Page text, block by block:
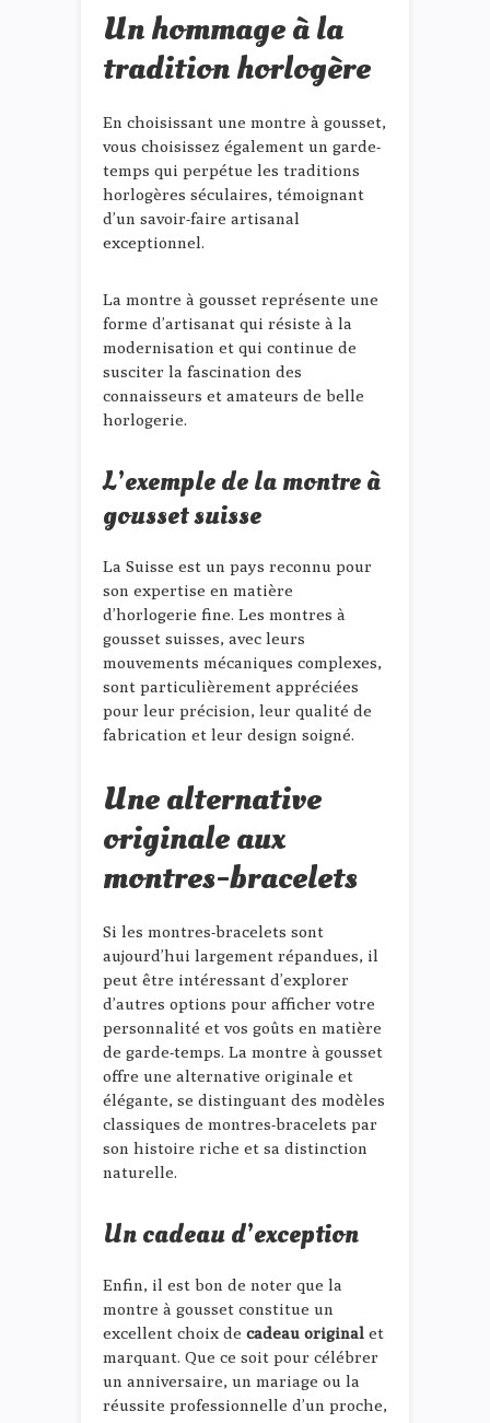
Un hommage à la
tradition horlogère
En choisissant une montre à gousset,
vous choisissez également un garde-
temps qui perpétue les traditions
horlogères séculaires, témoignant
d’un savoir-faire artisanal
exceptionnel.
La montre à gousset représente une
forme d’artisanat qui résiste à la
modernisation et qui continue de
susciter la fascination des
connaisseurs et amateurs de belle
horlogerie.
L’exemple de la montre à
gousset suisse
La Suisse est un pays reconnu pour
son expertise en matière
d’horlogerie fine. Les montres à
gousset suisses, avec leurs
mouvements mécaniques complexes,
sont particulièrement appréciées
pour leur précision, leur qualité de
fabrication et leur design soigné.
Une alternative
originale aux
montres-bracelets
Si les montres-bracelets sont
aujourd’hui largement répandues, il
peut être intéressant d’explorer
d’autres options pour afficher votre
personnalité et vos goûts en matière
de garde-temps. La montre à gousset
offre une alternative originale et
élégante, se distinguant des modèles
classiques de montres-bracelets par
son histoire riche et sa distinction
naturelle.
Un cadeau d’exception
Enfin, il est bon de noter que la
montre à gousset constitue un
excellent choix de cadeau original et
marquant. Que ce soit pour célébrer
un anniversaire, un mariage ou la
réussite professionnelle d’un proche,